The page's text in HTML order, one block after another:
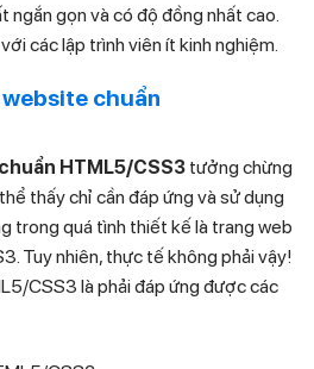
ngắn gọn và có độ đồng nhất cao.
các lập trình viên ít kinh nghiệm.
chuẩn
HTML5/CSS3 tưởng chừng
thấy chỉ cần đáp ứng và sử dụng
trong quá tình thiết kế là trang web
Tuy nhiên, thực tế không phải vậy!
CSS3 là phải đáp ứng được các